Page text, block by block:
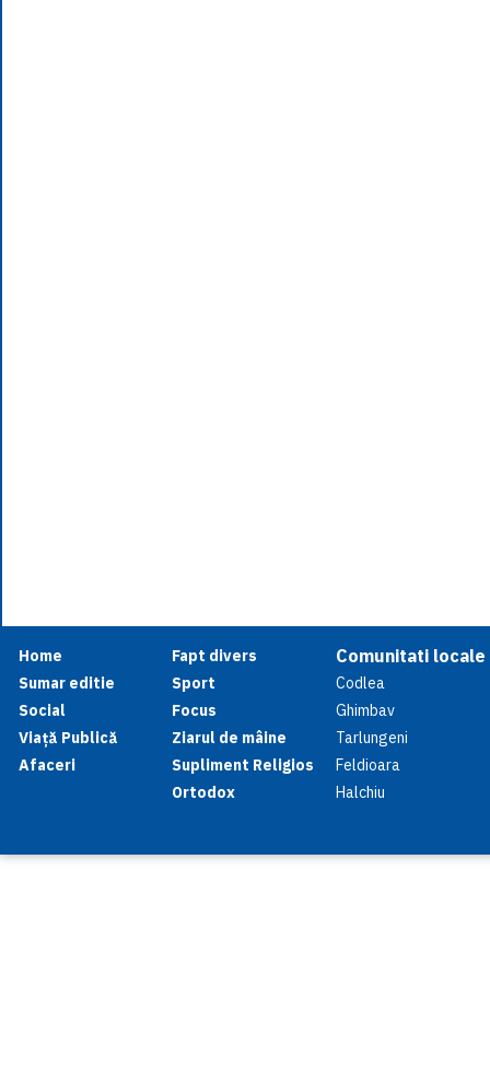
Home
Sumar editie
Social
Viață Publică
Afaceri
Fapt divers
Sport
Focus
Ziarul de mâine
Supliment Religios
Ortodox
Comunitati locale
Codlea
Ghimbav
Tarlungeni
Feldioara
Halchiu